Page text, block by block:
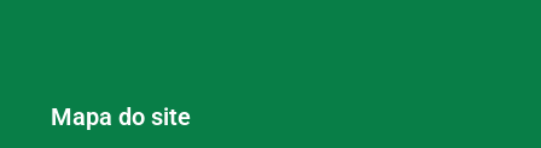
Mapa do site